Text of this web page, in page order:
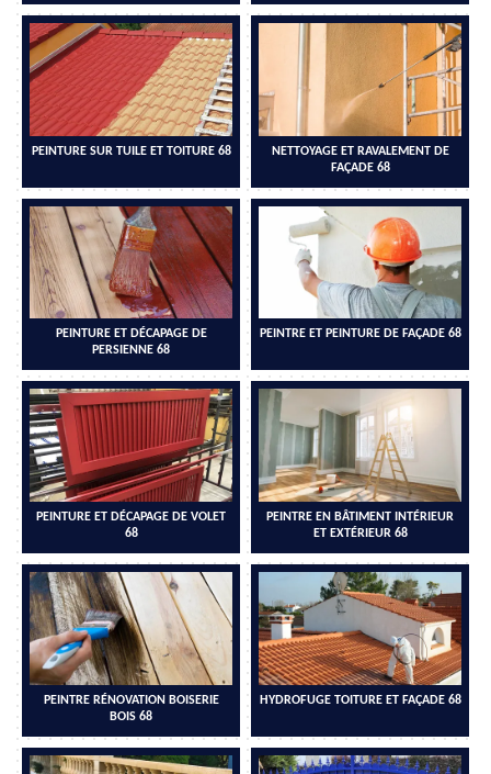
PEINTURE SUR TUILE ET TOITURE 68
NETTOYAGE ET RAVALEMENT DE
FAÇADE 68
PEINTURE ET DÉCAPAGE DE
PERSIENNE 68
PEINTRE ET PEINTURE DE FAÇADE 68
PEINTURE ET DÉCAPAGE DE VOLET
68
PEINTRE EN BÂTIMENT INTÉRIEUR
ET EXTÉRIEUR 68
PEINTRE RÉNOVATION BOISERIE
BOIS 68
HYDROFUGE TOITURE ET FAÇADE 68